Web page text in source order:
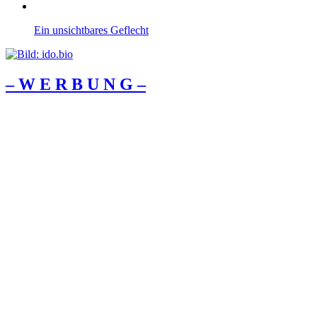
Ein unsichtbares Geflecht
– W Ε R Β U Ν G –